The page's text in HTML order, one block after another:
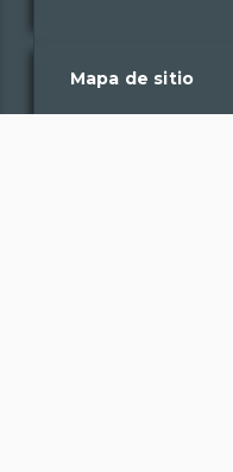
Mapa de sitio